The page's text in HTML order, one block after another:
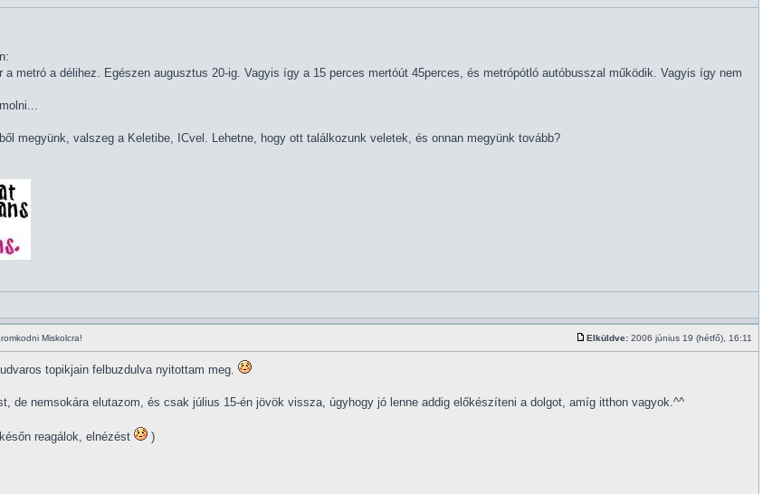
metró a délihez. Egészen augusztus 20-ig. Vagyis így a 15 perces mertóút 45perces, és metrópótló autóbusszal működik. Vagyis így nem
megyünk, valszeg a Keletibe, ICvel. Lehetne, hogy ott találkozunk veletek, és onnan megyünk tovább?
Miskolcra! Elküldve: 2006 június 19 (hétfő), 16:11
topikjain felbuzdulva nyitottam meg.
de nemsokára elutazom, és csak július 15-én jövök vissza, úgyhogy jó lenne addig előkészíteni a dolgot, amíg itthon vagyok.^^
reagálok, elnézést )